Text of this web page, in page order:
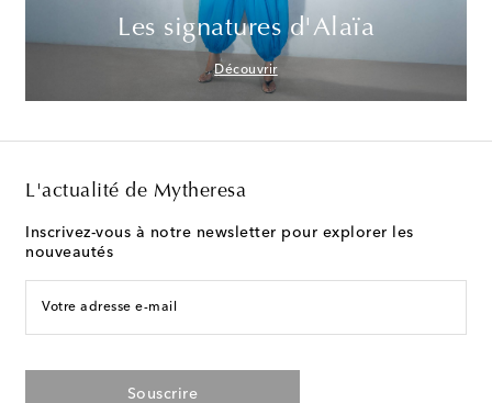
Les signatures d'Alaïa
Découvrir
L'actualité de Mytheresa
Inscrivez-vous à notre newsletter pour explorer les
nouveautés
Votre adresse e-mail
Souscrire